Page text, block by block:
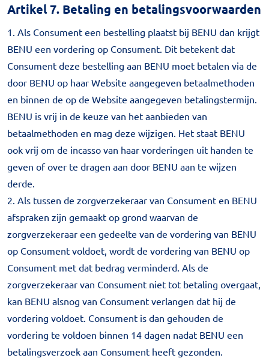
Artikel 7. Betaling en betalingsvoorwaarden
1. Als Consument een bestelling plaatst bij BENU dan krijgt
BENU een vordering op Consument. Dit betekent dat
Consument deze bestelling aan BENU moet betalen via de
door BENU op haar Website aangegeven betaalmethoden
en binnen de op de Website aangegeven betalingstermijn.
BENU is vrij in de keuze van het aanbieden van
betaalmethoden en mag deze wijzigen. Het staat BENU
ook vrij om de incasso van haar vorderingen uit handen te
geven of over te dragen aan door BENU aan te wijzen
derde.
2. Als tussen de zorgverzekeraar van Consument en BENU
afspraken zijn gemaakt op grond waarvan de
zorgverzekeraar een gedeelte van de vordering van BENU
op Consument voldoet, wordt de vordering van BENU op
Consument met dat bedrag verminderd. Als de
zorgverzekeraar van Consument niet tot betaling overgaat,
kan BENU alsnog van Consument verlangen dat hij de
vordering voldoet. Consument is dan gehouden de
vordering te voldoen binnen 14 dagen nadat BENU een
betalingsverzoek aan Consument heeft gezonden.